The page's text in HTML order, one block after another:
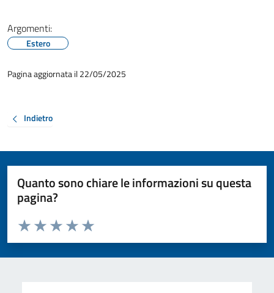
Argomenti:
Estero
Pagina aggiornata il 22/05/2025
Indietro
Quanto sono chiare le informazioni su questa
pagina?
Valuta da 1 a 5 stelle la pagina
Valuta 5 stelle su 5
Valuta 4 stelle su 5
Valuta 3 stelle su 5
Valuta 2 stelle su 5
Valuta 1 stelle su 5